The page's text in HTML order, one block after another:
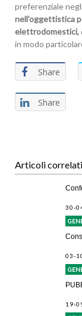
preferenziale
nell’oggettistica
elettrodomestici,
in modo
Share
Share
Articoli correlati
30-
03-
19-